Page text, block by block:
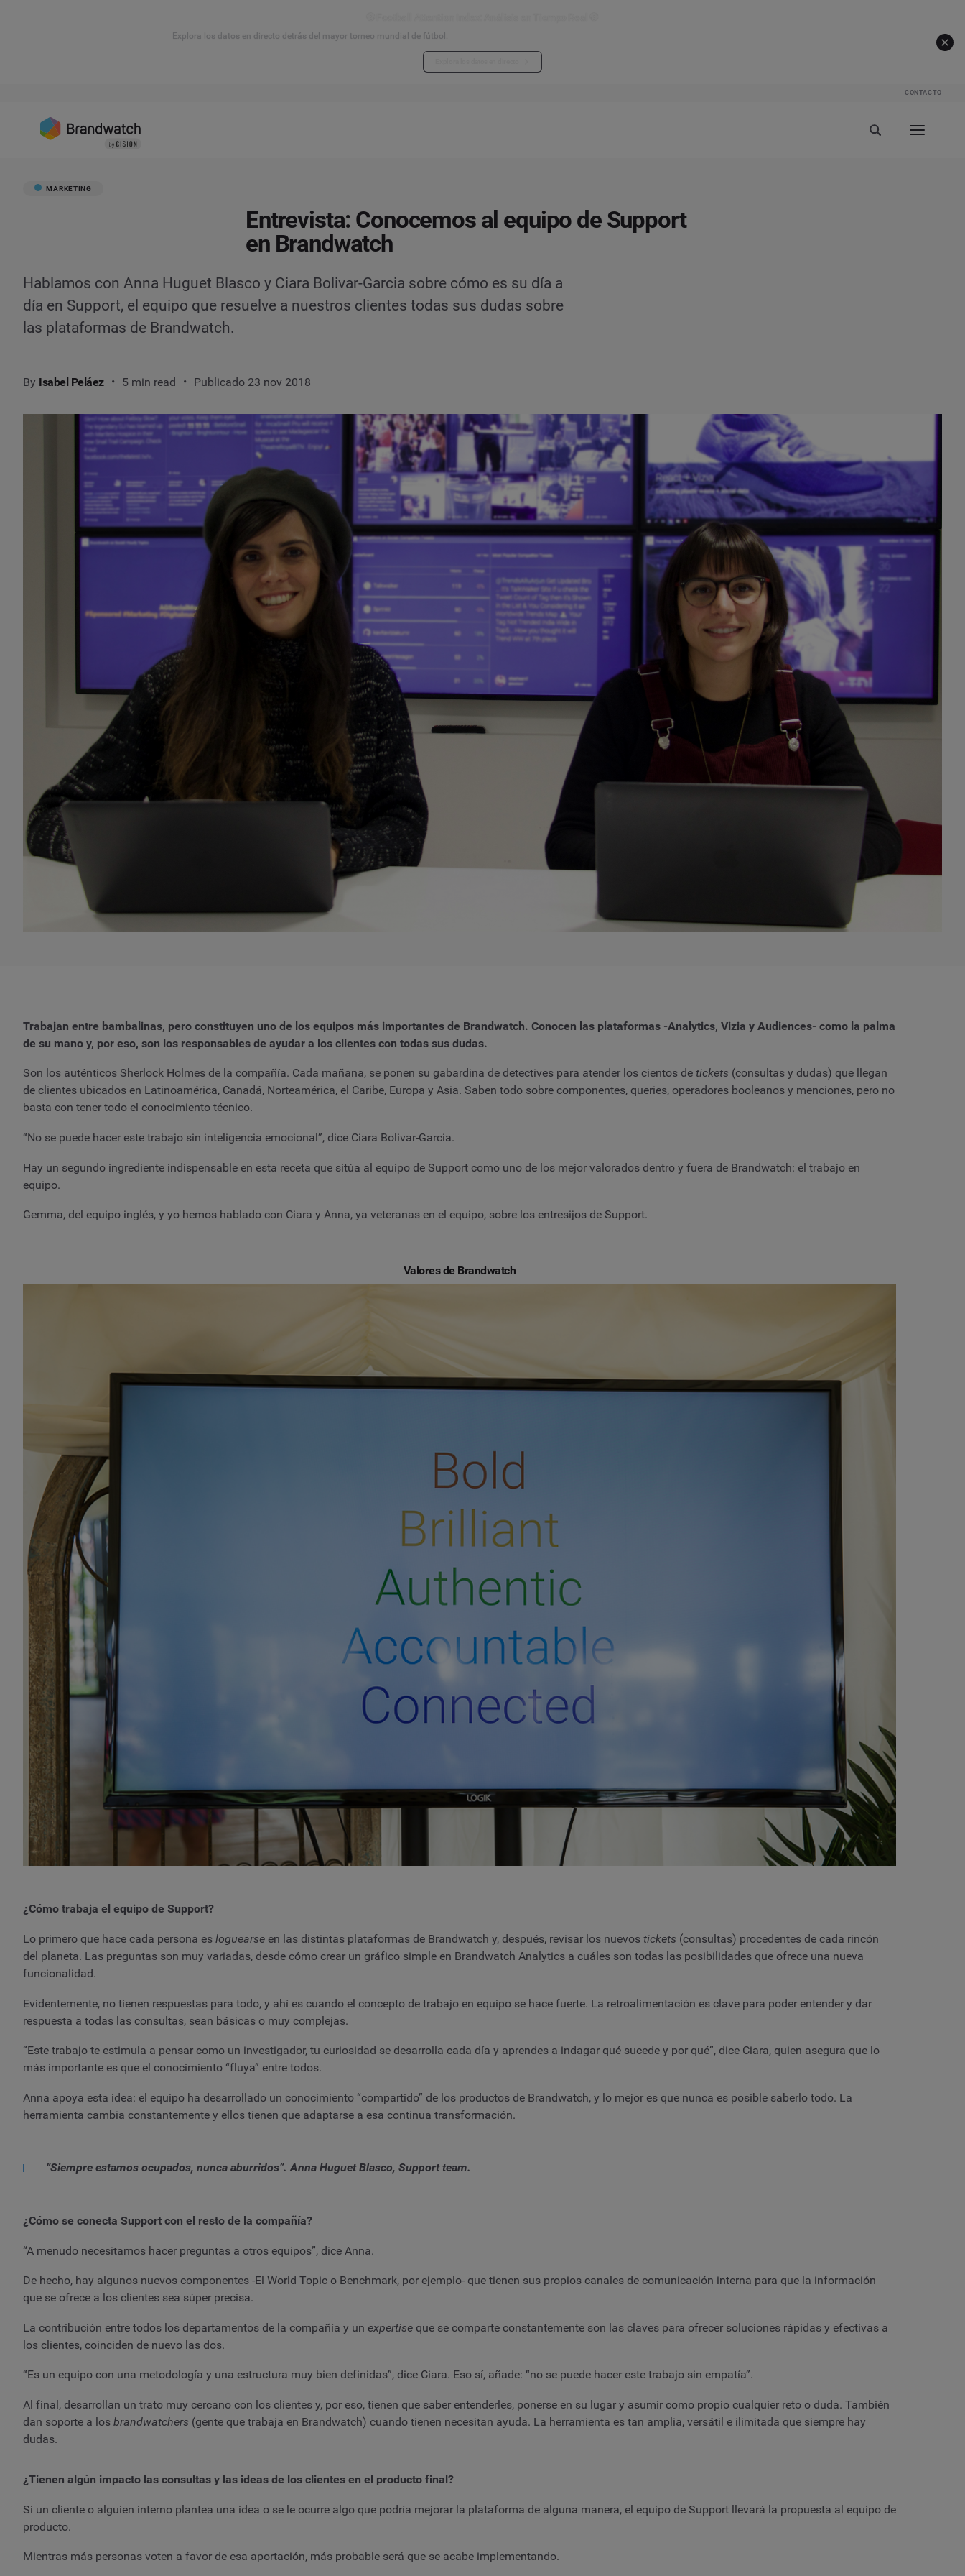
Explora los datos en directo detrás del mayor torneo mundial de fútbol.
CONTACTO
MARKETING
Entrevista: Conocemos al equipo de Support
en Brandwatch
Hablamos con Anna Huguet Blasco y Ciara Bolivar-Garcia sobre cómo es su día a
día en Support, el equipo que resuelve a nuestros clientes todas sus dudas sobre
las plataformas de Brandwatch.
By Isabel Peláez 5 min read Publicado 23 nov 2018
Trabajan entre bambalinas, pero constituyen uno de los equipos más importantes de Brandwatch. Conocen las plataformas -Analytics, Vizia y Audiences- como la palma
de su mano y, por eso, son los responsables de ayudar a los clientes con todas sus dudas.
Son los auténticos Sherlock Holmes de la compañía. Cada mañana, se ponen su gabardina de detectives para atender los cientos de tickets (consultas y dudas) que llegan
de clientes ubicados en Latinoamérica, Canadá, Norteamérica, el Caribe, Europa y Asia. Saben todo sobre componentes, queries, operadores booleanos y menciones, pero no
basta con tener todo el conocimiento técnico.
“No se puede hacer este trabajo sin inteligencia emocional”, dice Ciara Bolivar-Garcia.
Hay un segundo ingrediente indispensable en esta receta que sitúa al equipo de Support como uno de los mejor valorados dentro y fuera de Brandwatch: el trabajo en
equipo.
Gemma, del equipo inglés, y yo hemos hablado con Ciara y Anna, ya veteranas en el equipo, sobre los entresijos de Support.
Valores de Brandwatch
¿Cómo trabaja el equipo de Support?
Lo primero que hace cada persona es loguearse en las distintas plataformas de Brandwatch y, después, revisar los nuevos tickets (consultas) procedentes de cada rincón
del planeta. Las preguntas son muy variadas, desde cómo crear un gráfico simple en Brandwatch Analytics a cuáles son todas las posibilidades que ofrece una nueva
funcionalidad.
Evidentemente, no tienen respuestas para todo, y ahí es cuando el concepto de trabajo en equipo se hace fuerte. La retroalimentación es clave para poder entender y dar
respuesta a todas las consultas, sean básicas o muy complejas.
“Este trabajo te estimula a pensar como un investigador, tu curiosidad se desarrolla cada día y aprendes a indagar qué sucede y por qué”, dice Ciara, quien asegura que lo
más importante es que el conocimiento “fluya” entre todos.
Anna apoya esta idea: el equipo ha desarrollado un conocimiento “compartido” de los productos de Brandwatch, y lo mejor es que nunca es posible saberlo todo. La
herramienta cambia constantemente y ellos tienen que adaptarse a esa continua transformación.
“Siempre estamos ocupados, nunca aburridos”. Anna Huguet Blasco, Support team.
¿Cómo se conecta Support con el resto de la compañía?
“A menudo necesitamos hacer preguntas a otros equipos”, dice Anna.
De hecho, hay algunos nuevos componentes -El World Topic o Benchmark, por ejemplo- que tienen sus propios canales de comunicación interna para que la información
que se ofrece a los clientes sea súper precisa.
La contribución entre todos los departamentos de la compañía y un expertise que se comparte constantemente son las claves para ofrecer soluciones rápidas y efectivas a
los clientes, coinciden de nuevo las dos.
“Es un equipo con una metodología y una estructura muy bien definidas”, dice Ciara. Eso sí, añade: “no se puede hacer este trabajo sin empatía”.
Al final, desarrollan un trato muy cercano con los clientes y, por eso, tienen que saber entenderles, ponerse en su lugar y asumir como propio cualquier reto o duda. También
dan soporte a los brandwatchers (gente que trabaja en Brandwatch) cuando tienen necesitan ayuda. La herramienta es tan amplia, versátil e ilimitada que siempre hay
dudas.
¿Tienen algún impacto las consultas y las ideas de los clientes en el producto final?
Si un cliente o alguien interno plantea una idea o se le ocurre algo que podría mejorar la plataforma de alguna manera, el equipo de Support llevará la propuesta al equipo de
producto.
Mientras más personas voten a favor de esa aportación, más probable será que se acabe implementando.